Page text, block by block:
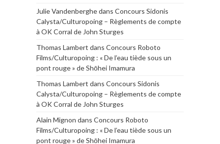
Julie Vandenberghedans Concours Sidonis
Calysta/Culturopoing – Règlements de compte
à OK Corral de John Sturges
Thomas Lambert dans Concours Roboto
Films/Culturopoing : « De l’eau tiède sous un
pont rouge » de Shōhei Imamura
Thomas Lambert dans Concours Sidonis
Calysta/Culturopoing – Règlements de compte
à OK Corral de John Sturges
Alain Mignon dans Concours Roboto
Films/Culturopoing : « De l’eau tiède sous un
pont rouge » de Shōhei Imamura